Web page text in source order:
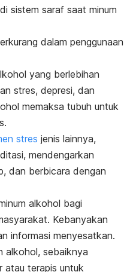
sistem saraf saat minum
dalam penggunaan
yang berlebihan
stres, depresi, dan
memaksa tubuh untuk
stres jenis lainnya,
mendengarkan
dan berbicara dengan
alkohol bagi
Kebanyakan
informasi menyesatkan.
alkohol, sebaiknya
terapis untuk